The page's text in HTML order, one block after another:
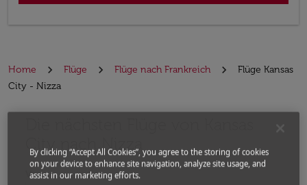
Home Flüge Flüge nach Frankreich
Flüge Kansas
City - Nizza
City nach Nizza
Von
By clicking “Accept All Cookies”, you agree to the storing of cookies
on your device to enhance site navigation, analyze site usage, and
assist in our marketing efforts.